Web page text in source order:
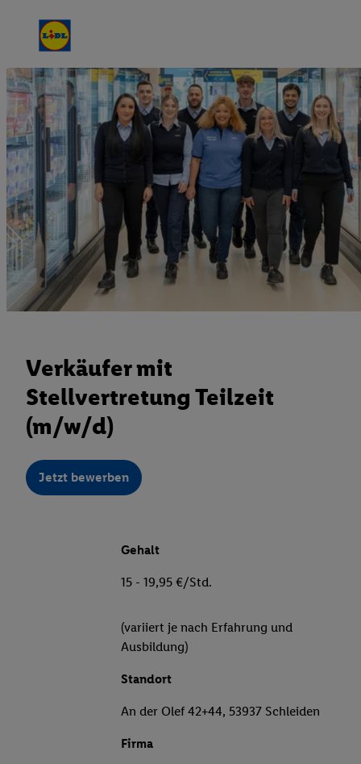
Verkäufer mit
Stellvertretung Teilzeit
(m/w/d)
Jetzt bewerben
Gehalt
15 - 19,95 €/Std.
(variiert je nach Erfahrung und
Ausbildung)
Standort
An der Olef 42+44, 53937 Schleiden
Firma